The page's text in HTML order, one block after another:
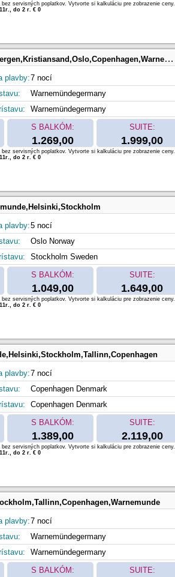
servisných poplatkov. Vytvorte si kalkuláciu pre zobrazenie ceny.
do 2 r. € 0
plavby:7 nocí
Warnemündegermany
Warnemündegermany
S BALKÓM:
1.269,00
SUITE:
1.999,00
servisných poplatkov. Vytvorte si kalkuláciu pre zobrazenie ceny.
do 2 r. € 0
plavby:5 nocí
Oslo Norway
Stockholm Sweden
S BALKÓM:
1.049,00
SUITE:
1.649,00
servisných poplatkov. Vytvorte si kalkuláciu pre zobrazenie ceny.
do 2 r. € 0
plavby:7 nocí
Copenhagen Denmark
Copenhagen Denmark
S BALKÓM:
1.389,00
SUITE:
2.119,00
servisných poplatkov. Vytvorte si kalkuláciu pre zobrazenie ceny.
do 2 r. € 0
plavby:7 nocí
Warnemündegermany
Warnemündegermany
S BALKÓM: SUITE: